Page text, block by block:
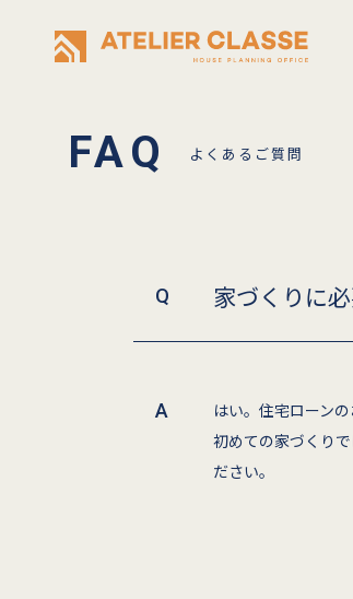
よくあるご質問
家づくりに
はい。住宅ローン
初めての家づくり
ださい。